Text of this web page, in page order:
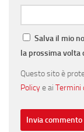
Salva il mio
la prossima volta
Questo sito è
Policye ai Termini